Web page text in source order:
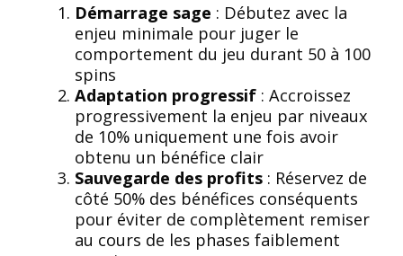
Démarrage sage : Débutez avec la
enjeu minimale pour juger le
comportement du jeu durant 50 à 100
spins
Adaptation progressif: Accroissez
progressivement la enjeu par niveaux
de 10% uniquement une fois avoir
obtenu un bénéfice clair
Sauvegarde des profits: Réservez de
côté 50% des bénéfices conséquents
pour éviter de complètement remiser
au cours de les phases faiblement